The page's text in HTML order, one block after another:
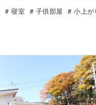
寝室 子供部屋 小上が